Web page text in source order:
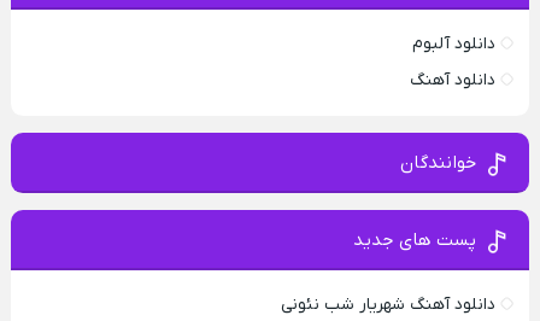
دانلود آلبوم
دانلود آهنگ
خوانندگان
پست های جدید
دانلود آهنگ شهریار شب نئونی